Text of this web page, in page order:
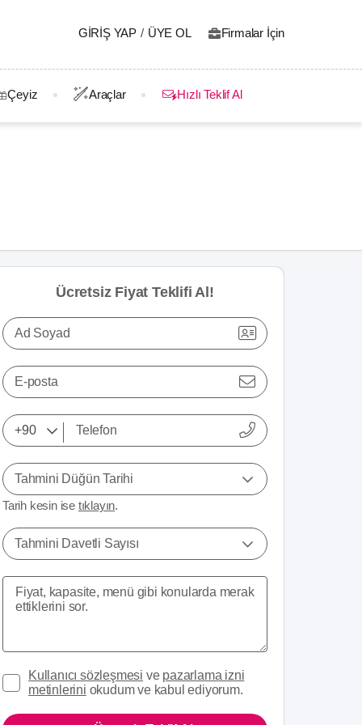
GIRIŞ YAP / ÜYE OL Firmalar İçin
Çeyiz Araçlar Hızlı Teklif Al
Ücretsiz Fiyat Teklifi Al!
Ad Soyad
E-posta
Tahmini Düğün Tarihi
Tarih kesin ise tıklayın.
Tahmini Davetli Sayısı
Kullanıcı sözleşmesi ve pazarlama izni
metinlerini okudum ve kabul ediyorum.